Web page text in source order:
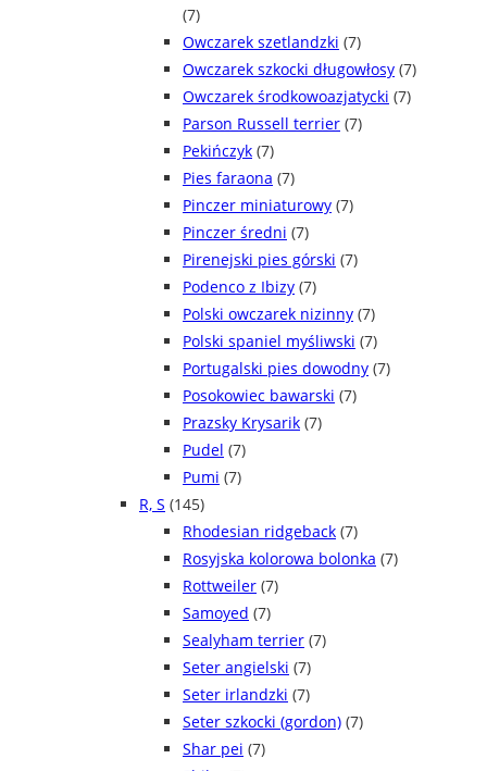
(7)
Owczarek szetlandzki (7)
Owczarek szkocki długowłosy (7)
Owczarek środkowoazjatycki (7)
Parson Russell terrier (7)
Pekińczyk (7)
Pies faraona (7)
Pinczer miniaturowy (7)
Pinczer średni (7)
Pirenejski pies górski (7)
Podenco z Ibizy (7)
Polski owczarek nizinny (7)
Polski spaniel myśliwski (7)
Portugalski pies dowodny (7)
Posokowiec bawarski (7)
Prazsky Krysarik (7)
Pudel (7)
Pumi (7)
R, S (145)
Rhodesian ridgeback (7)
Rosyjska kolorowa bolonka (7)
Rottweiler (7)
Samoyed (7)
Sealyham terrier (7)
Seter angielski (7)
Seter irlandzki (7)
Seter szkocki (gordon) (7)
Shar pei (7)